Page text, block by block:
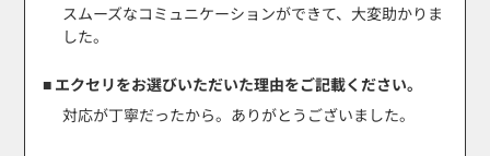
スムーズなコミュニケーションができて、大変助かりま
した。
■ エクセリをお選びいただいた理由をご記載ください。
対応が丁寧だったから。ありがとうございました。